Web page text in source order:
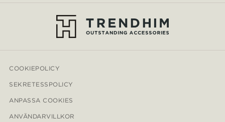
COOKIEPOLICY
SEKRETESSPOLICY
ANPASSA COOKIES
ANVÄNDARVILLKOR